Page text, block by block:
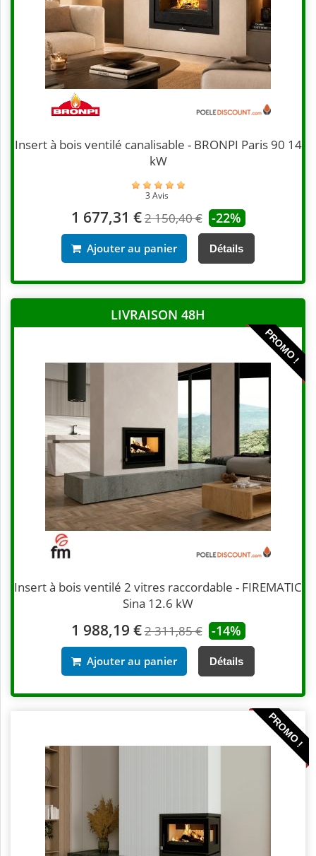
Insert à bois ventilé canalisable - BRONPI Paris 90 14
kW
3 Avis
1 677,31 €2 150,40 € -22%
Ajouter au panier Détails
LIVRAISON 48H
PROMO !
Insert à bois ventilé 2 vitres raccordable - FIREMATIC
Sina 12.6 kW
1 988,19 €2 311,85 € -14%
Ajouter au panier Détails
PROMO !